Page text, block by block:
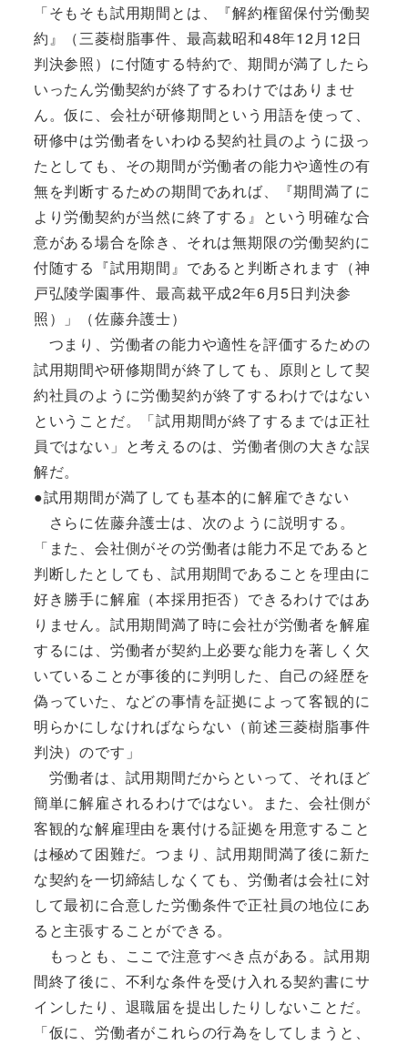
「そもそも試用期間とは、『解約権留保付労働契
約』（三菱樹脂事件、最高裁昭和48年12月12日
判決参照）に付随する特約で、期間が満了したら
いったん労働契約が終了するわけではありませ
ん。仮に、会社が研修期間という用語を使って、
研修中は労働者をいわゆる契約社員のように扱っ
たとしても、その期間が労働者の能力や適性の有
無を判断するための期間であれば、『期間満了に
より労働契約が当然に終了する』という明確な合
意がある場合を除き、それは無期限の労働契約に
付随する『試用期間』であると判断されます（神
戸弘陵学園事件、最高裁平成2年6月5日判決参
照）」（佐藤弁護士）
つまり、労働者の能力や適性を評価するための
試用期間や研修期間が終了しても、原則として契
約社員のように労働契約が終了するわけではない
ということだ。「試用期間が終了するまでは正社
員ではない」と考えるのは、労働者側の大きな誤
解だ。
●試用期間が満了しても基本的に解雇できない
さらに佐藤弁護士は、次のように説明する。
「また、会社側がその労働者は能力不足であると
判断したとしても、試用期間であることを理由に
好き勝手に解雇（本採用拒否）できるわけではあ
りません。試用期間満了時に会社が労働者を解雇
するには、労働者が契約上必要な能力を著しく欠
いていることが事後的に判明した、自己の経歴を
偽っていた、などの事情を証拠によって客観的に
明らかにしなければならない（前述三菱樹脂事件
判決）のです」
労働者は、試用期間だからといって、それほど
簡単に解雇されるわけではない。また、会社側が
客観的な解雇理由を裏付ける証拠を用意すること
は極めて困難だ。つまり、試用期間満了後に新た
な契約を一切締結しなくても、労働者は会社に対
して最初に合意した労働条件で正社員の地位にあ
ると主張することができる。
もっとも、ここで注意すべき点がある。試用期
間終了後に、不利な条件を受け入れる契約書にサ
インしたり、退職届を提出したりしないことだ。
「仮に、労働者がこれらの行為をしてしまうと、